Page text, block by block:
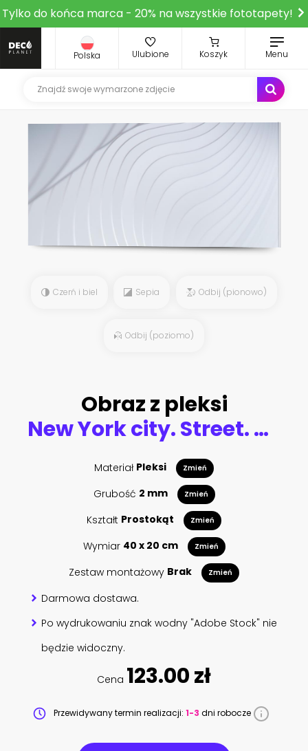
Tylko do końca marca - 20% na wszystkie fototapety!
Polska Ulubione Koszyk Menu
Czerń i biel Sepia Odbij (pionowo)
Odbij (poziomo)
Obraz z pleksi
New York city. Street. Old style image
Materiał Pleksi Zmień
Grubość 2 mm Zmień
Kształt Prostokąt Zmień
Wymiar 40 x 20 cm Zmień
Zestaw montażowy Brak Zmień
Darmowa dostawa.
Po wydrukowaniu znak wodny "Adobe Stock" nie
będzie widoczny.
Cena 123.00 zł
Przewidywany termin realizacji: 1-3 dni robocze